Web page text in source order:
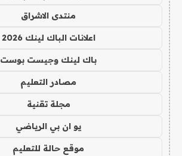
منتدى الاشراق
اعلانات الباك لينك 2026
باك لينك وجيست بوست
مصادر التعليم
مجلة تقنية
يو ان بي الرياضي
موقع حالة للتعليم